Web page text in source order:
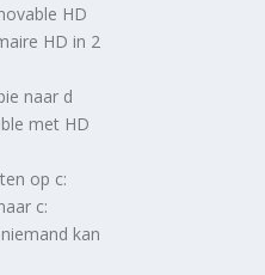
HD
HD in 2
naar d
met HD
op c:
c:
kan